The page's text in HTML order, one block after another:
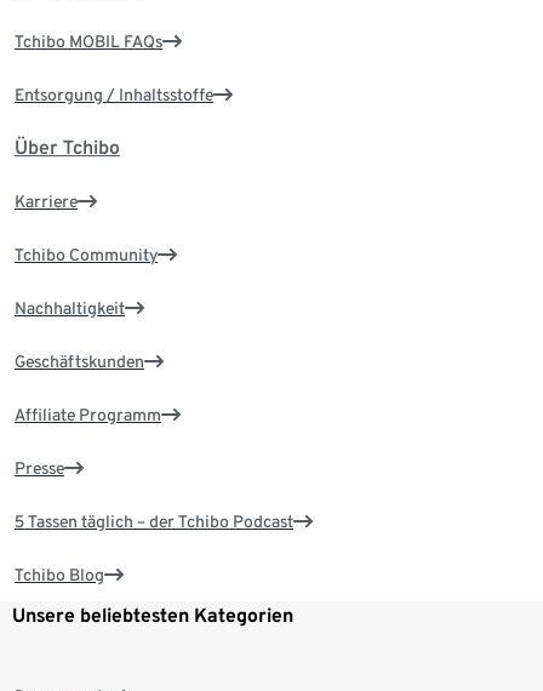
Tchibo MOBIL FAQs
Entsorgung / Inhaltsstoffe
Über Tchibo
Karriere
Tchibo Community
Nachhaltigkeit
Geschäftskunden
Affiliate Programm
Presse
5 Tassen täglich – der Tchibo Podcast
Tchibo Blog
Unsere beliebtesten Kategorien